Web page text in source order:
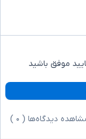
موفق باشید
دیدگاه‌ها ( ۰